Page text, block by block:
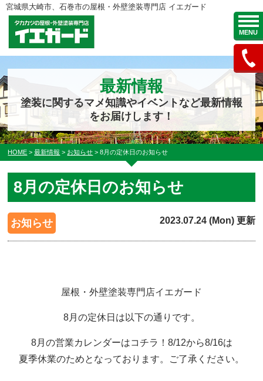
MENU
宮城県大崎市、石巻市の屋根・外壁塗装専門店 イエガード
最新情報
塗装に関するマメ知識やイベントなど最新情報
をお届けします！
HOME >最新情報 > お知らせ >8月の定休日のお知らせ
8月の定休日のお知らせ
お知らせ 2023.07.24 (Mon) 更新
屋根・外壁塗装専門店イエガード
8月の定休日は以下の通りです。
8月の営業カレンダーはコチラ！8/12から8/16は
夏季休業のためとなっております。ご了承ください。